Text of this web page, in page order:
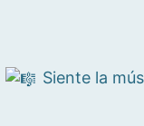
Siente la